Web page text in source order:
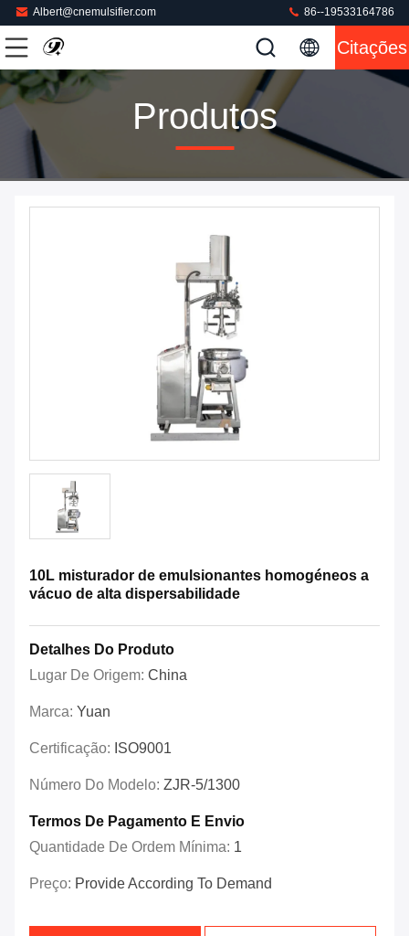
Albert@cnemulsifier.com 86--19533164786
Citações
Produtos
10L misturador de emulsionantes homogéneos a
vácuo de alta dispersabilidade
Detalhes Do Produto
Lugar De Origem: China
Marca: Yuan
Certificação: ISO9001
Número Do Modelo: ZJR-5/1300
Termos De Pagamento E Envio
Quantidade De Ordem Mínima: 1
Preço: Provide According To Demand